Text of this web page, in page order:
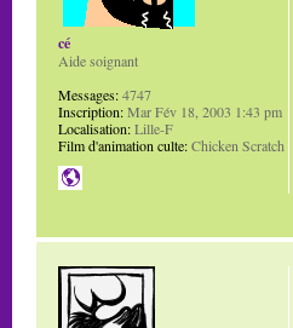
cé
Aide soignant
Messages:4747
Inscription:Mar Fév 18, 2003 1:43 pm
Localisation:Lille-F
Film d'animation culte:Chicken Scratch